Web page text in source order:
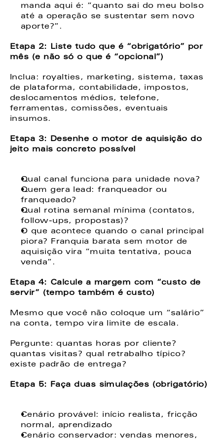
manda aqui é: “quanto sai do meu bolso
até a operação se sustentar sem novo
aporte?”.
Etapa 2: Liste tudo que é “obrigatório” por
mês (e não só o que é “opcional”)
Inclua: royalties, marketing, sistema, taxas
de plataforma, contabilidade, impostos,
deslocamentos médios, telefone,
ferramentas, comissões, eventuais
insumos.
Etapa 3: Desenhe o motor de aquisição do
jeito mais concreto possível
Qual canal funciona para unidade nova?
Quem gera lead: franqueador ou
franqueado?
Qual rotina semanal mínima (contatos,
follow-ups, propostas)?
O que acontece quando o canal principal
piora? Franquia barata sem motor de
aquisição vira “muita tentativa, pouca
venda”.
Etapa 4: Calcule a margem com “custo de
servir” (tempo também é custo)
Mesmo que você não coloque um “salário”
na conta, tempo vira limite de escala.
Pergunte: quantas horas por cliente?
quantas visitas? qual retrabalho típico?
existe padrão de entrega?
Etapa 5: Faça duas simulações (obrigatório)
Cenário provável: início realista, fricção
normal, aprendizado
Cenário conservador: vendas menores,